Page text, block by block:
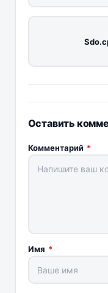
Оставить
Комментарий *
Имя *